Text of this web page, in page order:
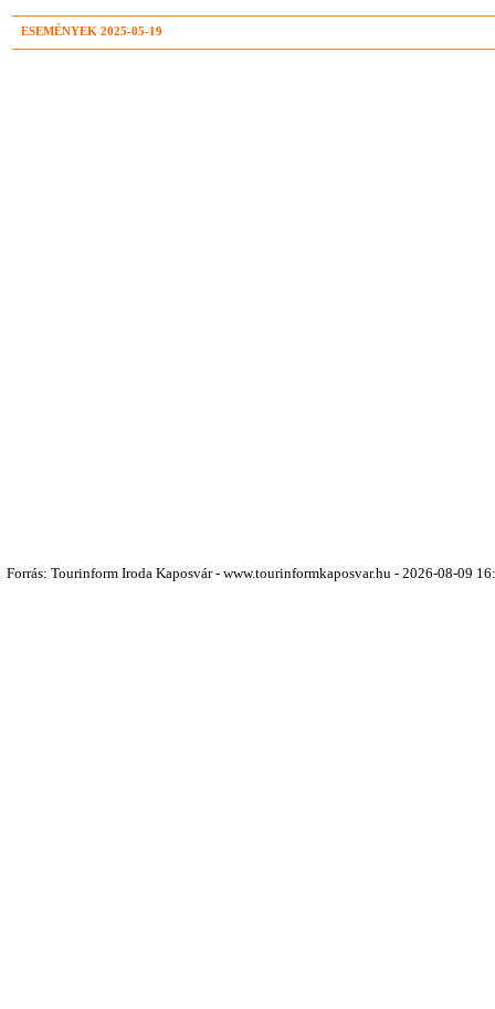
ESEMÉNYEK 2025-05-19
Forrás: Tourinform Iroda Kaposvár - www.tourinformkaposvar.hu - 2026-08-09